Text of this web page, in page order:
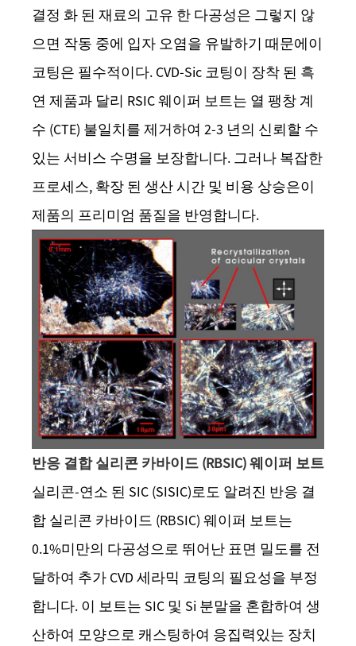
결정 화 된 재료의 고유 한 다공성은 그렇지 않
으면 작동 중에 입자 오염을 유발하기 때문에이
코팅은 필수적이다. CVD-Sic 코팅이 장착 된 흑
연 제품과 달리 RSIC 웨이퍼 보트는 열 팽창 계
수 (CTE) 불일치를 제거하여 2-3 년의 신뢰할 수
있는 서비스 수명을 보장합니다. 그러나 복잡한
프로세스, 확장 된 생산 시간 및 비용 상승은이
제품의 프리미엄 품질을 반영합니다.
반응 결합 실리콘 카바이드 (RBSIC) 웨이퍼 보트
실리콘-연소 된 SIC (SISIC)로도 알려진 반응 결
합 실리콘 카바이드 (RBSIC) 웨이퍼 보트는
0.1%미만의 다공성으로 뛰어난 표면 밀도를 전
달하여 추가 CVD 세라믹 코팅의 필요성을 부정
합니다. 이 보트는 SIC 및 Si 분말을 혼합하여 생
산하여 모양으로 캐스팅하여 응집력있는 장치